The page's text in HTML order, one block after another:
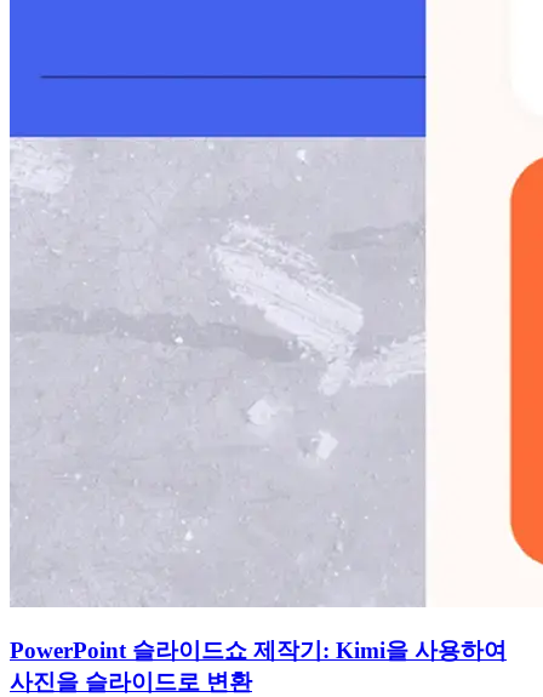
PowerPoint 슬라이드쇼 제작기: Kimi을 사용하여
사진을 슬라이드로 변환